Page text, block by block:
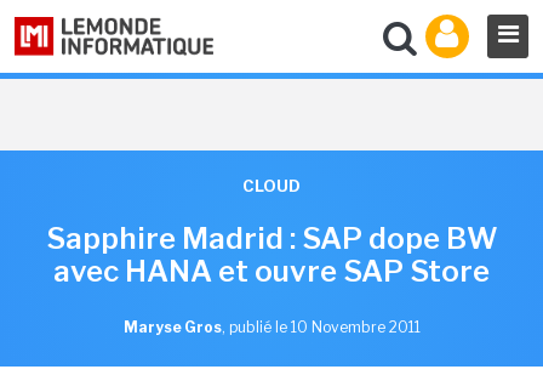
CLOUD
Sapphire Madrid : SAP dope BW
avec HANA et ouvre SAP Store
Maryse Gros, publié le 10 Novembre 2011